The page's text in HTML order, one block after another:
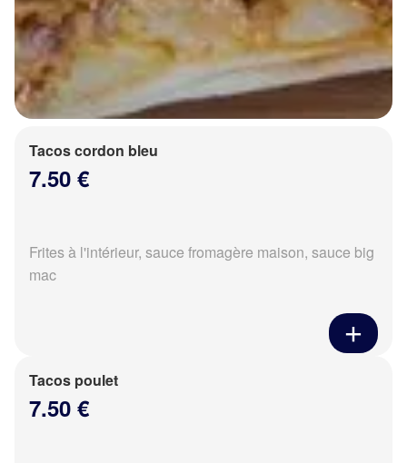
Tacos cordon bleu
7.50 €
Frites à l'intérieur, sauce fromagère maison, sauce big
mac
Tacos poulet
7.50 €